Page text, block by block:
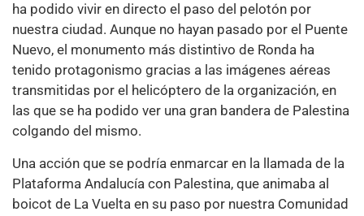
ha podido vivir en directo el paso del pelotón por
nuestra ciudad. Aunque no hayan pasado por el Puente
Nuevo, el monumento más distintivo de Ronda ha
tenido protagonismo gracias a las imágenes aéreas
transmitidas por el helicóptero de la organización, en
las que se ha podido ver una gran bandera de Palestina
colgando del mismo.
Una acción que se podría enmarcar en la llamada de la
Plataforma Andalucía con Palestina, que animaba al
boicot de La Vuelta en su paso por nuestra Comunidad